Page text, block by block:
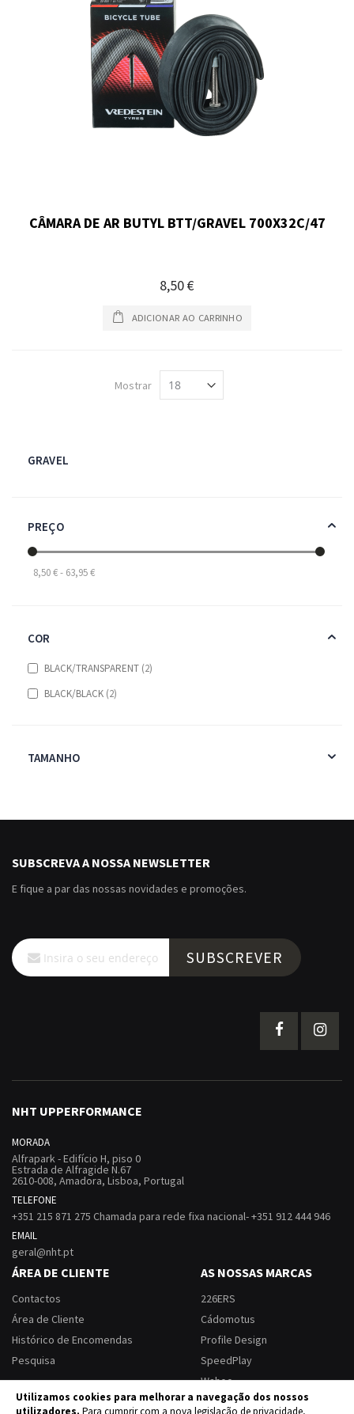
Utilizamos cookies para melhorar a navegação dos nossos
utilizadores. Para cumprir com a nova legislação de privacidade,
CÂMARA DE AR BUTYL BTT/GRAVEL 700X32C/47
8,50 €
ADICIONAR AO CARRINHO
Mostrar
GRAVEL
PREÇO
8,50 € - 63,95 €
COR
BLACK/TRANSPARENT 2items
BLACK/BLACK 2items
TAMANHO
SUBSCREVA A NOSSA NEWSLETTER
E fique a par das nossas novidades e promoções.
Subscreva
a
nossa
SUBSCREVER
NHT UPPERFORMANCE
MORADA
Alfrapark - Edifício H, piso 0
Estrada de Alfragide N.67
2610-008, Amadora, Lisboa, Portugal
TELEFONE
+351 215 871 275 Chamada para rede fixa nacional- +351 912 444 946
EMAIL
geral@nht.pt
ÁREA DE CLIENTE
Contactos
Área de Cliente
Histórico de Encomendas
Pesquisa
AS NOSSAS MARCAS
226ERS
Cádomotus
Profile Design
SpeedPlay
Wahoo